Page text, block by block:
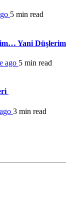
5 min read
Yani
ago 5 min read
3 min read